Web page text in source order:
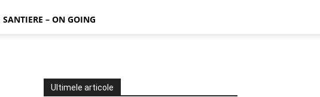
SANTIERE – ON GOING
Ultimele articole